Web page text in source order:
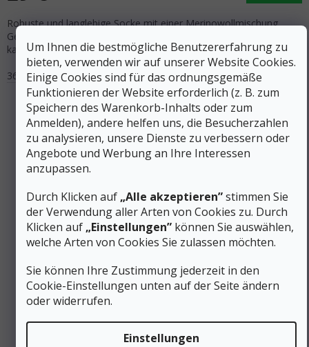
Um Ihnen die bestmögliche Benutzererfahrung zu
bieten, verwenden wir auf unserer Website Cookies.
Einige Cookies sind für das ordnungsgemäße
Funktionieren der Website erforderlich (z. B. zum
Speichern des Warenkorb-Inhalts oder zum
Anmelden), andere helfen uns, die Besucherzahlen
zu analysieren, unsere Dienste zu verbessern oder
Angebote und Werbung an Ihre Interessen
anzupassen.
Durch Klicken auf „Alle akzeptieren”stimmen Sie
der Verwendung aller Arten von Cookies zu. Durch
Klicken auf „Einstellungen” können Sie auswählen,
welche Arten von Cookies Sie zulassen möchten.
Sie können Ihre Zustimmung jederzeit in den
Cookie-Einstellungen unten auf der Seite ändern
oder widerrufen.
Einstellungen
Robuste und langlebige Socke mit einer Merinowollmischung.
Geeignet zum Wandern und Wandern, oder zum Laufen bei
kaltem Wetter.
36-40
40-43 43-47
schwarz/grau - schwarz/grau